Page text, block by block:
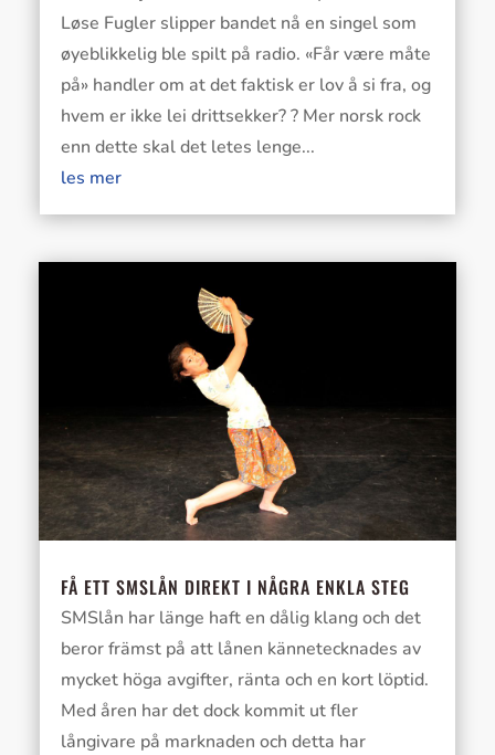
Løse Fugler slipper bandet nå en singel som
øyeblikkelig ble spilt på radio. «Får være måte
på» handler om at det faktisk er lov å si fra, og
hvem er ikke lei drittsekker? ? Mer norsk rock
enn dette skal det letes lenge...
les mer
FÅ ETT SMSLÅN DIREKT I NÅGRA ENKLA STEG
SMSlån har länge haft en dålig klang och det
beror främst på att lånen kännetecknades av
mycket höga avgifter, ränta och en kort löptid.
Med åren har det dock kommit ut fler
långivare på marknaden och detta har